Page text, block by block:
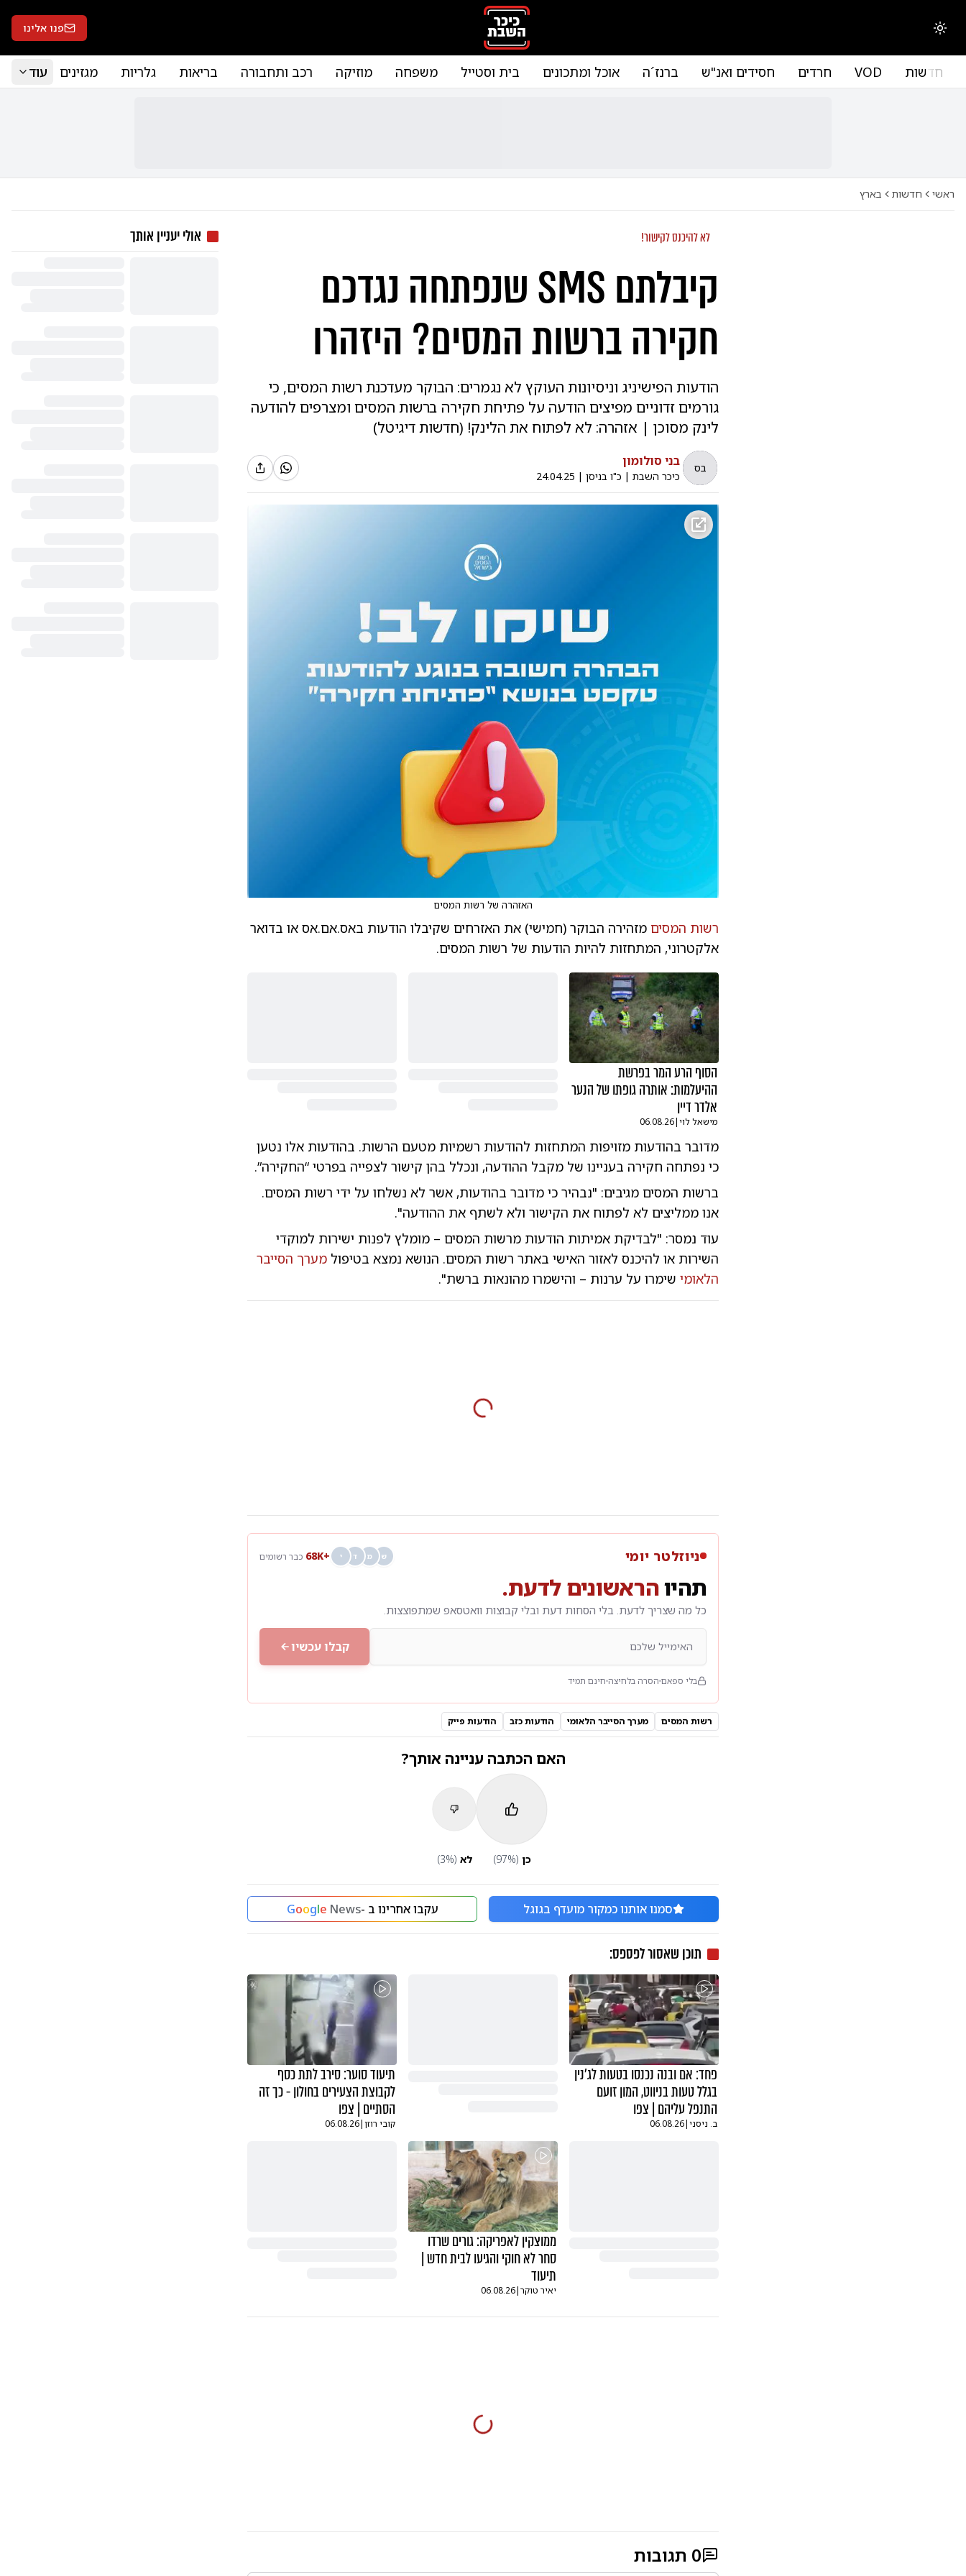
החלפת מצב תצוגה פנו אלינו
חדשות VOD חרדים חסידים ואנ"ש ברנז´ה אוכל ומתכונים בית וסטייל משפחה מוזיקה רכב ותחבורה בריאות גלריות מגזינים עוד
ראשי חדשות בארץ
לא להיכנס לקישור!
קיבלתם SMS שנפתחה נגדכם
חקירה ברשות המסים? היזהרו
הודעות הפישיניג וניסיונות העוקץ לא נגמרים: הבוקר מעדכנת רשות המסים, כי
גורמים זדוניים מפיצים הודעה על פתיחת חקירה ברשות המסים ומצרפים להודעה
לינק מסוכן | אזהרה: לא לפתוח את הלינק! (חדשות דיגיטל)
בס בני סולומון
כיכר השבת| כ"ו בניסן |
24.04.25
האזהרה של רשות המסים
רשות המסים מזהירה הבוקר (חמישי) את האזרחים שקיבלו הודעות באס.אם.אס או בדואר
אלקטרוני, המתחזות להיות הודעות של רשות המסים.
הסוף הרע המר בפרשת
ההיעלמות: אותרה גופתו של הנער
אלדר דיין
מישאל לוי|
06.08.26
מדובר בהודעות מזויפות המתחזות להודעות רשמיות מטעם הרשות. בהודעות אלו נטען
כי נפתחה חקירה בעניינו של מקבל ההודעה, ונכלל בהן קישור לצפייה בפרטי “החקירה”.
ברשות המסים מגיבים: "נבהיר כי מדובר בהודעות, אשר לא נשלחו על ידי רשות המסים.
אנו ממליצים לא לפתוח את הקישור ולא לשתף את ההודעה".
עוד נמסר: "לבדיקת אמיתות הודעות מרשות המסים – מומלץ לפנות ישירות למוקדי
השירות או להיכנס לאזור האישי באתר רשות המסים. הנושא נמצא בטיפול מערך הסייבר
הלאומישימרו על ערנות – והישמרו מהונאות ברשת".
ניוזלטר יומי ש מ ד י +68K כבר רשומים
תהיוהראשונים לדעת.
כל מה שצריך לדעת. בלי הסחות דעת ובלי קבוצות וואטסאפ שמתפוצצות.
קבלו עכשיו
בלי ספאם הסרה בלחיצה חינם תמיד
רשות המסים מערך הסייבר הלאומי הודעות כזב הודעות פייק
האם הכתבה עניינה אותך?
כן (
97%) לא (
3%)
סמנו אותנו כמקור מועדף בגוגל עקבו אחרינו ב - Google News
תוכן שאסור לפספס:
פחד: אם ובנה נכנסו בטעות לג'נין
בגלל טעות בניווט, המון זועם
התנפל עליהם | צפו
ב. ניסני|
06.08.26
תיעוד סוער: סירב לתת כסף
לקבוצת הצעירים בחולון - כך זה
הסתיים | צפו
קובי רוזן|
06.08.26
ממוצקין לאפריקה: גורים שרדו
סחר לא חוקי והגיעו לבית חדש |
תיעוד
יאיר טוקר|
06.08.26
0 תגובות
אולי יעניין אותך